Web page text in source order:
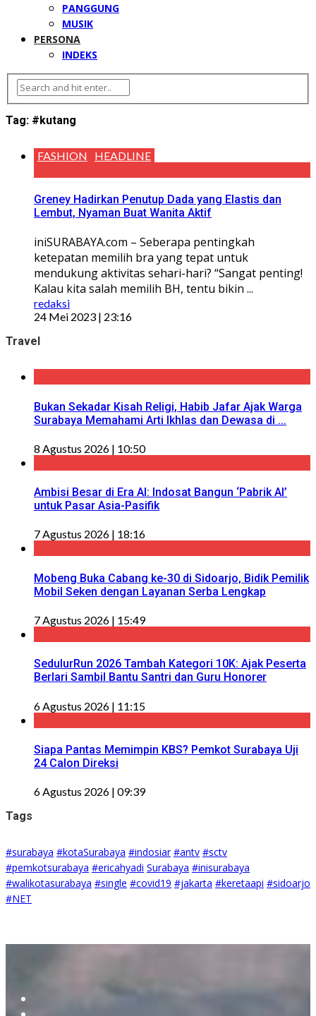
PANGGUNG
MUSIK
PERSONA
INDEKS
Tag: #kutang
FASHION HEADLINE
Greney Hadirkan Penutup Dada yang Elastis dan
Lembut, Nyaman Buat Wanita Aktif
iniSURABAYA.com – Seberapa pentingkah
ketepatan memilih bra yang tepat untuk
mendukung aktivitas sehari-hari? “Sangat penting!
Kalau kita salah memilih BH, tentu bikin ...
redaksi
24 Mei 2023 | 23:16
Travel
Bukan Sekadar Kisah Religi, Habib Jafar Ajak Warga
Surabaya Memahami Arti Ikhlas dan Dewasa di ...
8 Agustus 2026 | 10:50
Ambisi Besar di Era AI: Indosat Bangun ‘Pabrik AI’
untuk Pasar Asia-Pasifik
7 Agustus 2026 | 18:16
Mobeng Buka Cabang ke-30 di Sidoarjo, Bidik Pemilik
Mobil Seken dengan Layanan Serba Lengkap
7 Agustus 2026 | 15:49
SedulurRun 2026 Tambah Kategori 10K: Ajak Peserta
Berlari Sambil Bantu Santri dan Guru Honorer
6 Agustus 2026 | 11:15
Siapa Pantas Memimpin KBS? Pemkot Surabaya Uji
24 Calon Direksi
6 Agustus 2026 | 09:39
Tags
#surabaya #kotaSurabaya #indosiar #antv #sctv
#pemkotsurabaya #ericahyadi Surabaya #inisurabaya
#walikotasurabaya #single #covid19 #jakarta #keretaapi #sidoarjo
#NET